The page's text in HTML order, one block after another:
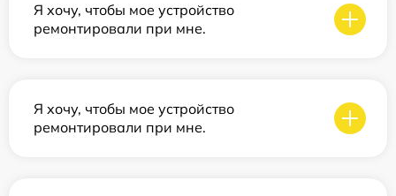
Я хочу, чтобы мое устройство
ремонтировали при мне.
Я хочу, чтобы мое устройство
ремонтировали при мне.